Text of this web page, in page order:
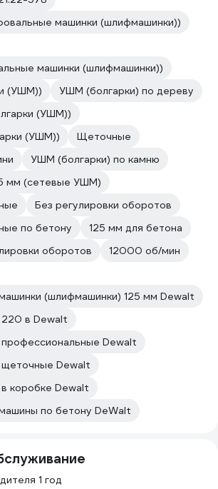
в наличии,
274705-35793
машинки (шлифмашинки))
машинки (шлифмашинки))
(УШМ))
УШМ (болгарки) по дереву
(УШМ))
(УШМ))
Щеточные
УШМ (болгарки) по камню
мм (сетевые УШМ)
Без регулировки оборотов
по бетону
125 мм для бетона
оборотов
12000 об/мин
(шлифмашинки) 125 мм Dewalt
в Dewalt
Dewalt
Dewalt
коробке Dewalt
по бетону DeWalt
1 год